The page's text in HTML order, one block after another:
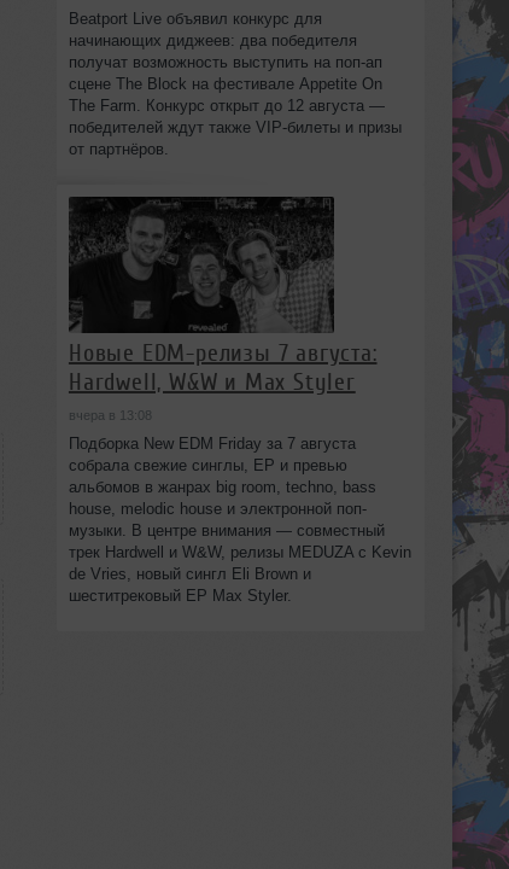
Beatport Live объявил конкурс для
начинающих диджеев: два победителя
получат возможность выступить на поп‑ап
сцене The Block на фестивале Appetite On
The Farm. Конкурс открыт до 12 августа —
победителей ждут также VIP‑билеты и призы
от партнёров.
Новые EDM-релизы 7 августа:
Hardwell, W&W и Max Styler
вчера в 13:08
Подборка New EDM Friday за 7 августа
собрала свежие синглы, EP и превью
альбомов в жанрах big room, techno, bass
house, melodic house и электронной поп-
музыки. В центре внимания — совместный
трек Hardwell и W&W, релизы MEDUZA с Kevin
de Vries, новый сингл Eli Brown и
шеститрековый EP Max Styler.